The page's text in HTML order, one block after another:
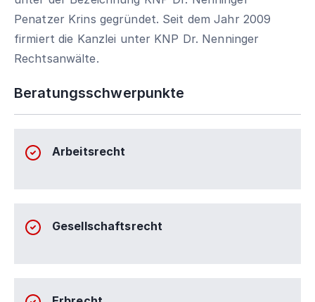
Penatzer Krins gegründet. Seit dem Jahr 2009
firmiert die Kanzlei unter KNP Dr. Nenninger
Rechtsanwälte.
Beratungsschwerpunkte
Arbeitsrecht
Gesellschaftsrecht